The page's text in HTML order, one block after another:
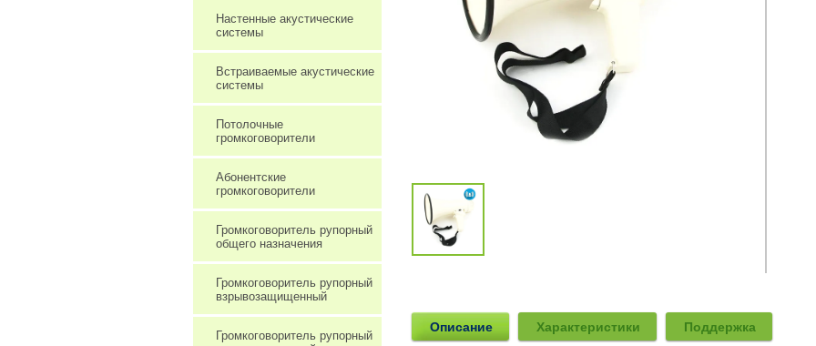
Описание Характеристики Поддержка
Настенные акустические
системы
Встраиваемые акустические
системы
Потолочные
громкоговорители
Абонентские
громкоговорители
Громкоговоритель рупорный
общего назначения
Громкоговоритель рупорный
взрывозащищенный
Громкоговоритель рупорный